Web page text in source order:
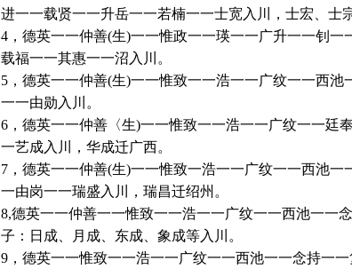
进一一载贤一一升岳一一若楠一一士宽入川，士宏、士
4，德英一一仲善(生)一一惟政一一瑛一一广升一一钊
载福一一其惠一一沼入川。
5，德英一一仲善(生)一一惟致一一浩一一广纹一一西
一一由勋入川。
6，德英一一仲善〈生)一一惟致一一浩一一广纹一一廷
一艺成入川，华成迁广西。
7，德英一一仲善(生)一一惟致一浩一一广纹一一西池
一由岗一一瑞盛入川，瑞昌迁绍州。
8,德英一一仲善一一惟致一一浩一一广纹一一西池一一
子：日成、月成、东成、象成等入川。
9，德英一一惟致一一浩一一广纹一一西池一一念持一